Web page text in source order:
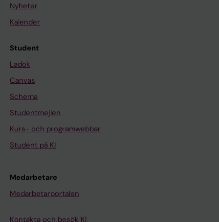
Nyheter
Kalender
Student
Ladok
Canvas
Schema
Studentmejlen
Kurs- och programwebbar
Student på KI
Medarbetare
Medarbetarportalen
Kontakta och besök KI